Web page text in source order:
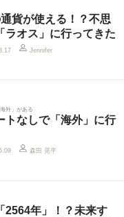
貨が使える！？不思
ラオス」に行ってきた
Jennifer
外」がある
トなしで「海外」に行
森田 晃平
2564年」！？未来す